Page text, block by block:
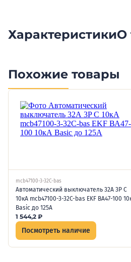
ХарактеристикиО
Похожие товары
mcb47100-3-32C-bas
Автоматический выключатель 32А 3P C
10кА mcb47100-3-32C-bas EKF ВА47-100
Basic до 125А
1 544,2 ₽
Посмотреть наличие